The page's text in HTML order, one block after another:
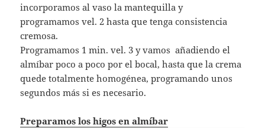
incorporamos al vaso la mantequilla y
programamos vel. 2 hasta que tenga consistencia
cremosa.
Programamos 1 min. vel. 3 y vamos añadiendo el
almíbar poco a poco por el bocal, hasta que la crema
quede totalmente homogénea, programando unos
segundos más si es necesario.
Preparamos los higos en almíbar